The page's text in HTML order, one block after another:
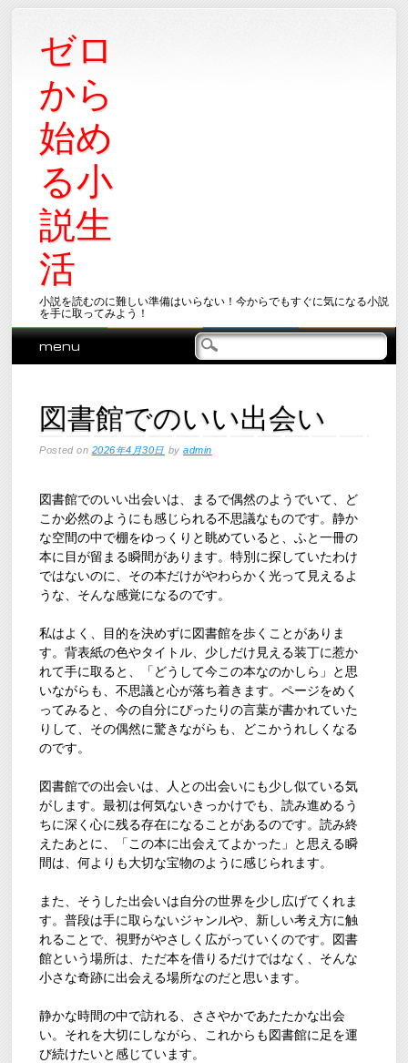
ゼロ
から
始め
る小
説生
活
小説を読むのに難しい準備はいらない！今からでもすぐに気になる小説
を手に取ってみよう！
Main menu
Skip
menu
図書館でのいい出会い
Posted on 2026年4月30日 byadmin
図書館でのいい出会いは、まるで偶然のようでいて、ど
こか必然のようにも感じられる不思議なものです。静か
な空間の中で棚をゆっくりと眺めていると、ふと一冊の
本に目が留まる瞬間があります。特別に探していたわけ
ではないのに、その本だけがやわらかく光って見えるよ
うな、そんな感覚になるのです。
私はよく、目的を決めずに図書館を歩くことがありま
す。背表紙の色やタイトル、少しだけ見える装丁に惹か
れて手に取ると、「どうして今この本なのかしら」と思
いながらも、不思議と心が落ち着きます。ページをめく
ってみると、今の自分にぴったりの言葉が書かれていた
りして、その偶然に驚きながらも、どこかうれしくなる
のです。
図書館での出会いは、人との出会いにも少し似ている気
がします。最初は何気ないきっかけでも、読み進めるう
ちに深く心に残る存在になることがあるのです。読み終
えたあとに、「この本に出会えてよかった」と思える瞬
間は、何よりも大切な宝物のように感じられます。
また、そうした出会いは自分の世界を少し広げてくれま
す。普段は手に取らないジャンルや、新しい考え方に触
れることで、視野がやさしく広がっていくのです。図書
館という場所は、ただ本を借りるだけではなく、そんな
小さな奇跡に出会える場所なのだと思います。
静かな時間の中で訪れる、ささやかであたたかな出会
い。それを大切にしながら、これからも図書館に足を運
び続けたいと感じています。